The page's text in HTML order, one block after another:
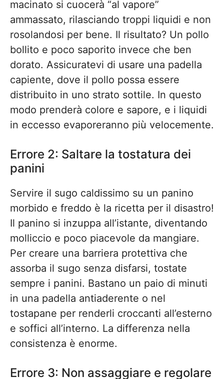
macinato si cuocerà “al vapore”
ammassato, rilasciando troppi liquidi e non
rosolandosi per bene. Il risultato? Un pollo
bollito e poco saporito invece che ben
dorato. Assicuratevi di usare una padella
capiente, dove il pollo possa essere
distribuito in uno strato sottile. In questo
modo prenderà colore e sapore, e i liquidi
in eccesso evaporeranno più velocemente.
Errore 2: Saltare la tostatura dei
panini
Servire il sugo caldissimo su un panino
morbido e freddo è la ricetta per il disastro!
Il panino si inzuppa all’istante, diventando
molliccio e poco piacevole da mangiare.
Per creare una barriera protettiva che
assorba il sugo senza disfarsi, tostate
sempre i panini. Bastano un paio di minuti
in una padella antiaderente o nel
tostapane per renderli croccanti all’esterno
e soffici all’interno. La differenza nella
consistenza è enorme.
Errore 3: Non assaggiare e regolare